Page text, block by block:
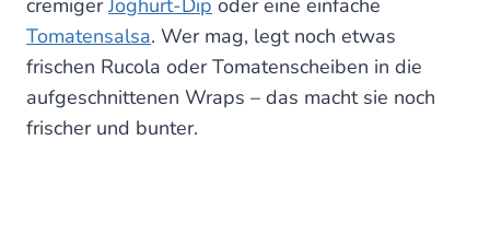
cremigerJoghurt-Dip oder eine einfache
Tomatensalsa. Wer mag, legt noch etwas
frischen Rucola oder Tomatenscheiben in die
aufgeschnittenen Wraps – das macht sie noch
frischer und bunter.